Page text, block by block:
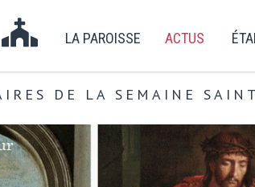
LA PAROISSE ACTUS
DE LA SEMAINE